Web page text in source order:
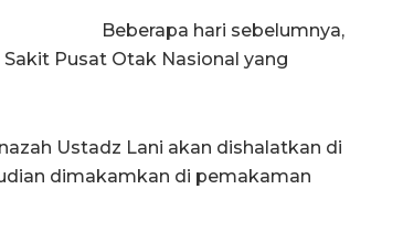
Beberapa hari sebelumnya,
Pusat Otak Nasional yang
Ustadz Lani akan dishalatkan di
dimakamkan di pemakaman